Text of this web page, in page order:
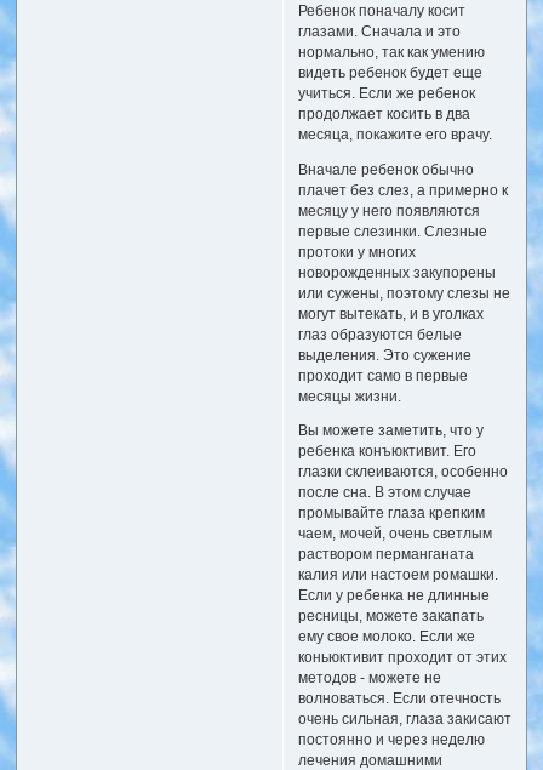
Ребенок поначалу косит
глазами. Сначала и это
нормально, так как умению
видеть ребенок будет еще
учиться. Если же ребенок
продолжает косить в два
месяца, покажите его врачу.
Вначале ребенок обычно
плачет без слез, а примерно к
месяцу у него появляются
первые слезинки. Слезные
протоки у многих
новорожденных закупорены
или сужены, поэтому слезы не
могут вытекать, и в уголках
глаз образуются белые
выделения. Это сужение
проходит само в первые
месяцы жизни.
Вы можете заметить, что у
ребенка конъюктивит. Его
глазки склеиваются, особенно
после сна. В этом случае
промывайте глаза крепким
чаем, мочей, очень светлым
раствором перманганата
калия или настоем ромашки.
Если у ребенка не длинные
ресницы, можете закапать
ему свое молоко. Если же
коньюктивит проходит от этих
методов - можете не
волноваться. Если отечность
очень сильная, глаза закисают
постоянно и через неделю
лечения домашними